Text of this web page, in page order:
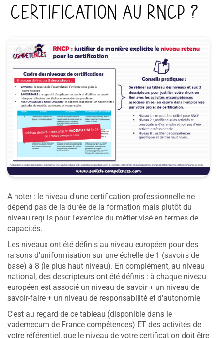
certification au RNCP ?
A noter : le niveau d'une certification professionnelle ne
dépend pas de la durée de la formation mais plutôt du
niveau requis pour l'exercice du métier visé en termes de
capacités.
Les niveaux ont été définis au niveau européen pour des
raisons d'uniformisation sur une échelle de 1 (savoirs de
base) à 8 (le plus haut niveau). En complément, au niveau
national, des descripteurs ont été définis : à chaque niveau
européen est associé un niveau de savoir + un niveau de
savoir-faire + un niveau de responsabilité et d'autonomie.
C'est au regard de ce tableau (disponible dans le
vademecum de France compétences) ET des activités de
votre référentiel, que le niveau de votre certification doit être